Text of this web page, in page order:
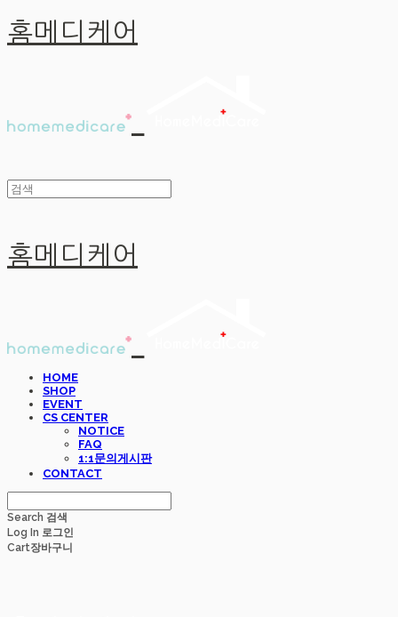
홈메디케어
홈메디케어
HOME
SHOP
EVENT
CS CENTER
NOTICE
FAQ
1:1문의게시판
CONTACT
Search 검색
Log In 로그인
Cart장바구니